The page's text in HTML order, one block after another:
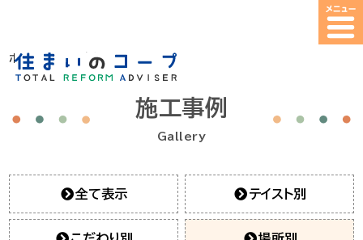
ホーム > 施工事例
施工事例
Gallery
全て表示 テイスト別